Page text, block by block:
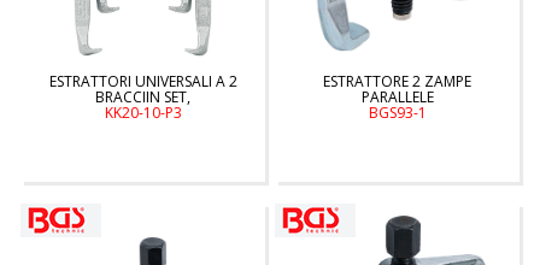
ESTRATTORI UNIVERSALI A 2
BRACCIIN SET,
KK20-10-P3
ESTRATTORE 2 ZAMPE
PARALLELE
BGS93-1